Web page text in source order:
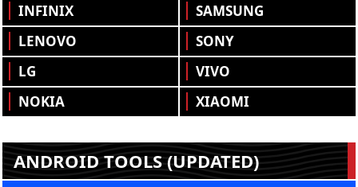
INFINIX
LENOVO
LG
NOKIA
SAMSUNG
SONY
VIVO
XIAOMI
ANDROID TOOLS (UPDATED)